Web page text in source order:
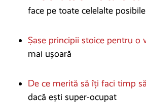
face pe toate celelalte posibile
Șase principii stoice pentru o
mai ușoară
De ce merită să îți faci timp
dacă ești super-ocupat